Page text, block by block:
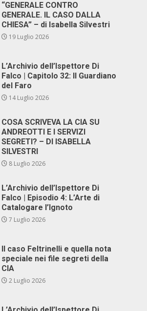
“GENERALE CONTRO
GENERALE. IL CASO DALLA
CHIESA” – di Isabella Silvestri
19 Luglio 2026
L’Archivio dell’Ispettore Di
Falco | Capitolo 32: Il Guardiano
del Faro
14 Luglio 2026
COSA SCRIVEVA LA CIA SU
ANDREOTTI E I SERVIZI
SEGRETI? – DI ISABELLA
SILVESTRI
8 Luglio 2026
L’Archivio dell’Ispettore Di
Falco | Episodio 4: L’Arte di
Catalogare l’Ignoto
7 Luglio 2026
Il caso Feltrinelli e quella nota
speciale nei file segreti della
CIA
2 Luglio 2026